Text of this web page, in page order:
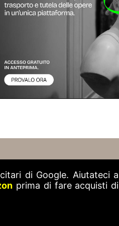
di Google. Aiutateci a
prima di fare acquisti di